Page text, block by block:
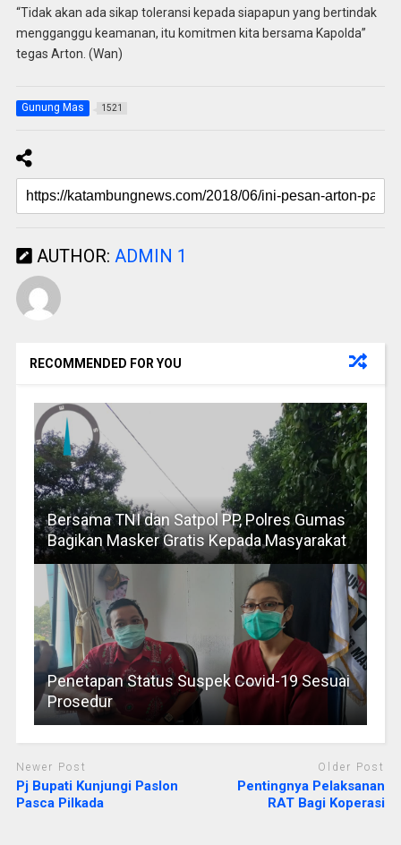
“Tidak akan ada sikap toleransi kepada siapapun yang bertindak
mengganggu keamanan, itu komitmen kita bersama Kapolda”
tegas Arton. (Wan)
Gunung Mas 1521
AUTHOR: ADMIN 1
RECOMMENDED FOR YOU
Bersama TNI dan Satpol PP, Polres Gumas
Bagikan Masker Gratis Kepada Masyarakat
Penetapan Status Suspek Covid-19 Sesuai
Prosedur
Newer Post
Pj Bupati Kunjungi Paslon
Pasca Pilkada
Older Post
Pentingnya Pelaksanan
RAT Bagi Koperasi